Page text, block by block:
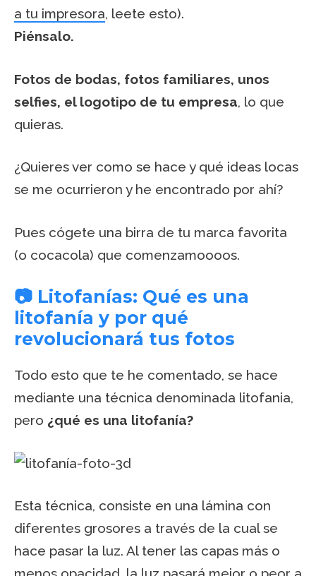
a tu impresora, leete esto).
Piénsalo.
Fotos de bodas, fotos familiares, unos
selfies, el logotipo de tu empresa, lo que
quieras.
¿Quieres ver como se hace y qué ideas locas
se me ocurrieron y he encontrado por ahí?
Pues cógete una birra de tu marca favorita
(o cocacola) que comenzamoooos.
📷 Litofanías: Qué es una
litofanía y por qué
revolucionará tus fotos
Todo esto que te he comentado, se hace
mediante una técnica denominada litofania,
pero ¿qué es una litofanía?
Esta técnica, consiste en una lámina con
diferentes grosores a través de la cual se
hace pasar la luz. Al tener las capas más o